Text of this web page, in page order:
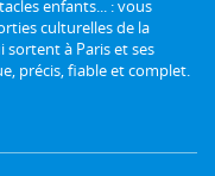
enfants... : vous
culturelles de la
sortent à Paris et ses
précis, fiable et complet.